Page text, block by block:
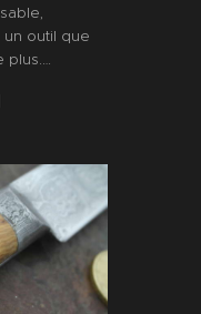
un outil que
plus.…